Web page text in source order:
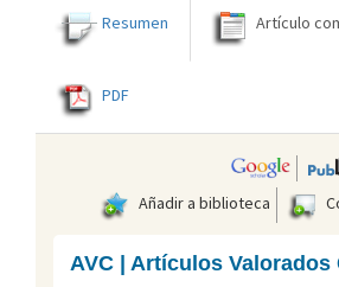
Resumen Artículo
PDF
Añadir a biblioteca
AVC | Artículos Valorados